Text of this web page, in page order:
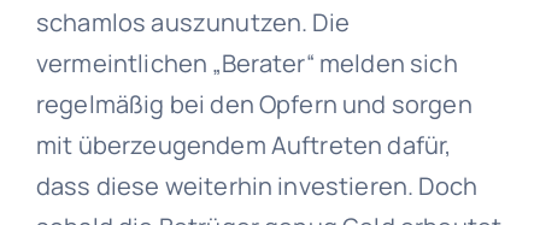
schamlos auszunutzen. Die
vermeintlichen „Berater“ melden sich
regelmäßig bei den Opfern und sorgen
mit überzeugendem Auftreten dafür,
dass diese weiterhin investieren. Doch